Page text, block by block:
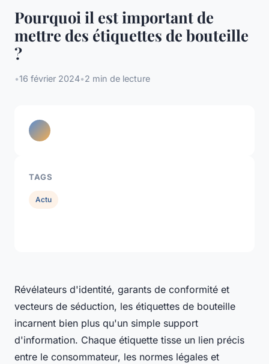
Pourquoi il est important de
mettre des étiquettes de bouteille
?
•16 février 2024•2 min de lecture
Révélateurs d'identité, garants de conformité et
vecteurs de séduction, les étiquettes de bouteille
incarnent bien plus qu'un simple support
d'information. Chaque étiquette tisse un lien précis
entre le consommateur, les normes légales et
TAGS
Actu